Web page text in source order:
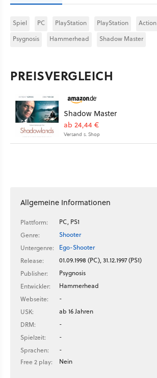
Spiel PC PlayStation PlayStation Action
Psygnosis
Hammerhead Shadow Master
PREISVERGLEICH
Shadow Master
ab 24,44 €
Versand s. Shop
Allgemeine Informationen
Plattform:
PC, PS1
Genre:
Shooter
Untergenre:
Ego-Shooter
Release:
01.09.1998 (PC), 31.12.1997 (PS1)
Publisher:
Psygnosis
Entwickler:
Hammerhead
Webseite:
-
USK:
ab 16 Jahren
DRM:
-
Spielzeit:
-
Sprachen:
-
Free 2 play:
Nein